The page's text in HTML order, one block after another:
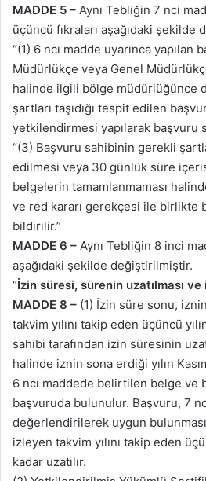
MADDE 5 – Aynı Tebliğin 7 nci
üçüncü fıkraları aşağıdaki şekilde
“(1) 6 ncı madde uyarınca yapılan
Müdürlükçe veya Genel
halinde ilgili bölge müdürlüğünce
şartları taşıdığı tespit edilen
yetkilendirmesi yapılarak başvuru
“(3) Başvuru sahibinin gerekli
edilmesi veya 30 günlük süre
belgelerin tamamlanmaması
ve red kararı gerekçesi ile birlikte
bildirilir.”
MADDE 6 – Aynı Tebliğin 8 inci
aşağıdaki şekilde değiştirilmiştir.
“İzin süresi, sürenin uzatılması
MADDE 8 – (1) İzin süre sonu,
takvim yılını takip eden üçüncü
sahibi tarafından izin süresinin
halinde iznin sona erdiği yılın
6 ncı maddede belirtilen belge ve
başvuruda bulunulur. Başvuru, 7
değerlendirilerek uygun
izleyen takvim yılını takip eden
kadar uzatılır.